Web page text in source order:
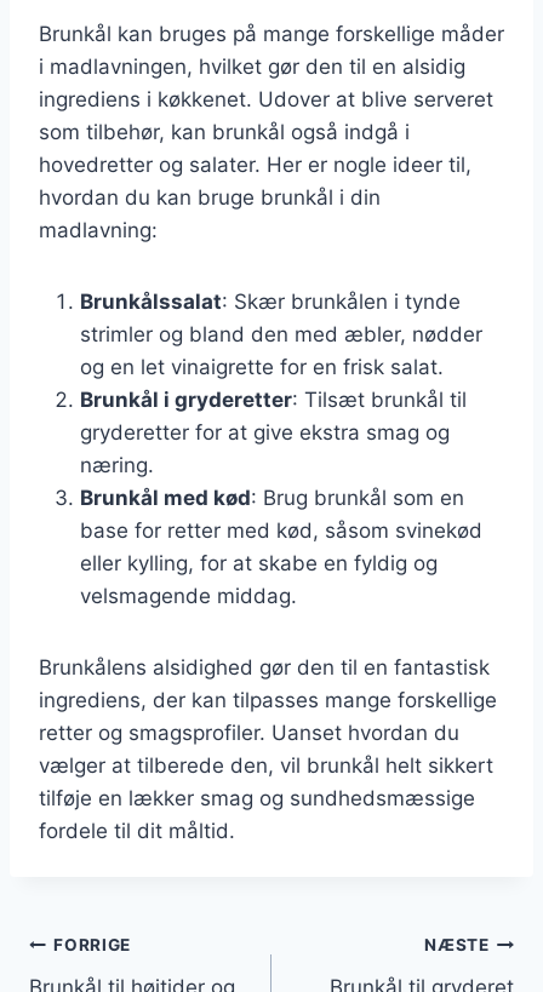
Brunkål kan bruges på mange forskellige måder
i madlavningen, hvilket gør den til en alsidig
ingrediens i køkkenet. Udover at blive serveret
som tilbehør, kan brunkål også indgå i
hovedretter og salater. Her er nogle ideer til,
hvordan du kan bruge brunkål i din
madlavning:
Brunkålssalat: Skær brunkålen i tynde
strimler og bland den med æbler, nødder
og en let vinaigrette for en frisk salat.
Brunkål i gryderetter: Tilsæt brunkål til
gryderetter for at give ekstra smag og
næring.
Brunkål med kød: Brug brunkål som en
base for retter med kød, såsom svinekød
eller kylling, for at skabe en fyldig og
velsmagende middag.
Brunkålens alsidighed gør den til en fantastisk
ingrediens, der kan tilpasses mange forskellige
retter og smagsprofiler. Uanset hvordan du
vælger at tilberede den, vil brunkål helt sikkert
tilføje en lækker smag og sundhedsmæssige
fordele til dit måltid.
Indlægsnavigation
FORRIGE
Brunkål til højtider og
NÆSTE
Brunkål til gryderet